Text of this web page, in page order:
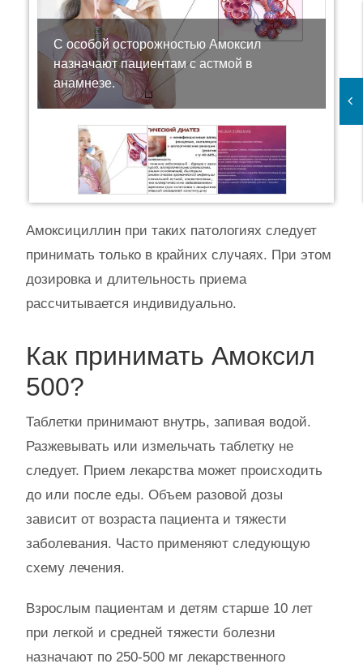
С особой осторожностью Амоксил
назначают пациентам с астмой в
анамнезе.
Амоксициллин при таких патологиях следует
принимать только в крайних случаях. При этом
дозировка и длительность приема
рассчитывается индивидуально.
Как принимать Амоксил
500?
Таблетки принимают внутрь, запивая водой.
Разжевывать или измельчать таблетку не
следует. Прием лекарства может происходить
до или после еды. Объем разовой дозы
зависит от возраста пациента и тяжести
заболевания. Часто применяют следующую
схему лечения.
Взрослым пациентам и детям старше 10 лет
при легкой и средней тяжести болезни
назначают по 250-500 мг лекарственного